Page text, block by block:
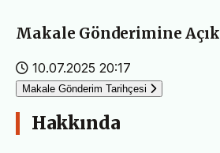
Makale Gönderimine Açık
10.07.2025 20:17
Makale Gönderim Tarihçesi
Hakkında